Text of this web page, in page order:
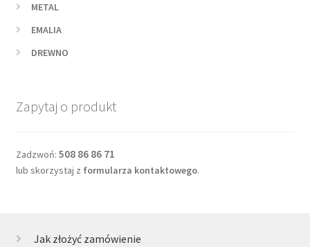
METAL
EMALIA
DREWNO
Zapytaj o produkt
Zadzwoń: 508 86 86 71
lub skorzystaj z formularza kontaktowego.
Jak złożyć zamówienie